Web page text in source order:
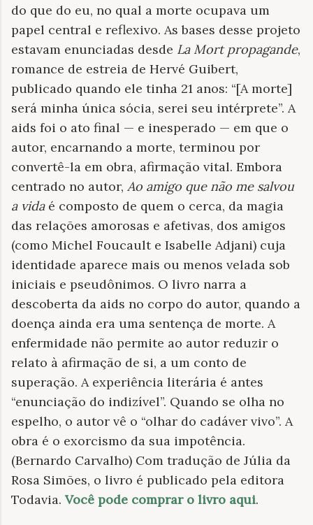
do que do eu, no qual a morte ocupava um
papel central e reflexivo. As bases desse projeto
estavam enunciadas desde La Mort propagande,
romance de estreia de Hervé Guibert,
publicado quando ele tinha 21 anos: “[A morte]
será minha única sócia, serei seu intérprete”. A
aids foi o ato final — e inesperado — em que o
autor, encarnando a morte, terminou por
convertê-la em obra, afirmação vital. Embora
centrado no autor, Ao amigo que não me salvou
a vidaé composto de quem o cerca, da magia
das relações amorosas e afetivas, dos amigos
(como Michel Foucault e Isabelle Adjani) cuja
identidade aparece mais ou menos velada sob
iniciais e pseudônimos. O livro narra a
descoberta da aids no corpo do autor, quando a
doença ainda era uma sentença de morte. A
enfermidade não permite ao autor reduzir o
relato à afirmação de si, a um conto de
superação. A experiência literária é antes
“enunciação do indizível”. Quando se olha no
espelho, o autor vê o “olhar do cadáver vivo”. A
obra é o exorcismo da sua impotência.
(Bernardo Carvalho) Com tradução de Júlia da
Rosa Simões, o livro é publicado pela editora
Todavia. Você pode comprar o livro aqui.